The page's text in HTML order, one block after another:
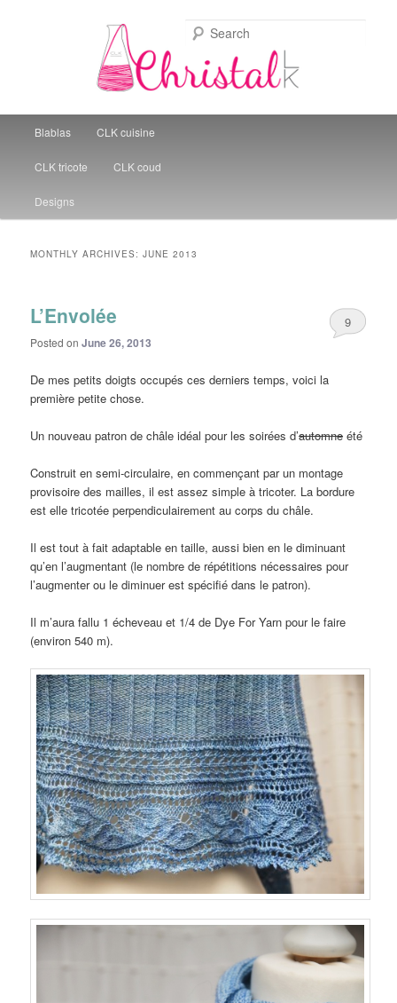
Christal Little Kitchen
Skip to primary content
Skip to secondary content
Blablas CLK cuisine
CLK tricote CLK coud
Designs
MONTHLY ARCHIVES:JUNE 2013
L’Envolée
Posted onJune 26, 2013
9
De mes petits doigts occupés ces derniers temps, voici la
première petite chose.
Un nouveau patron de châle idéal pour les soirées d’automne été
Construit en semi-circulaire, en commençant par un montage
provisoire des mailles, il est assez simple à tricoter. La bordure
est elle tricotée perpendiculairement au corps du châle.
Il est tout à fait adaptable en taille, aussi bien en le diminuant
qu’en l’augmentant (le nombre de répétitions nécessaires pour
l’augmenter ou le diminuer est spécifié dans le patron).
Il m’aura fallu 1 écheveau et 1/4 de Dye For Yarn pour le faire
(environ 540 m).